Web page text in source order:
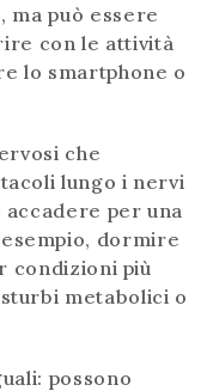
ma può essere
con le attività
lo smartphone o
che
lungo i nervi
per una
dormire
condizioni più
metabolici o
possono